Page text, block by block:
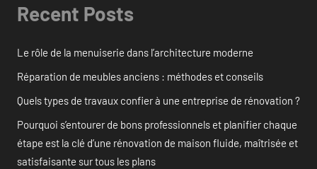
Recent Posts
Le rôle de la menuiserie dans l’architecture moderne
Réparation de meubles anciens : méthodes et conseils
Quels types de travaux confier à une entreprise de rénovation ?
Pourquoi s’entourer de bons professionnels et planifier chaque
étape est la clé d’une rénovation de maison fluide, maîtrisée et
satisfaisante sur tous les plans